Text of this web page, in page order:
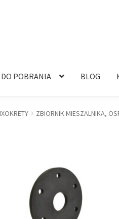
POBRANIA BLOG
ZBIORNIK MIESZALNIKA,